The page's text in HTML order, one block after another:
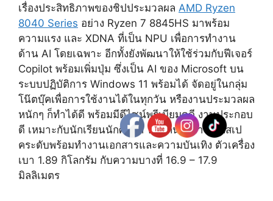
เรื่องประสิทธิภาพของชิปประมวลผล AMD Ryzen
8040 Series อย่าง Ryzen 7 8845HS มาพร้อม
ความแรง และ XDNA ที่เป็น NPU เพื่อการทำงาน
ด้าน AI โดยเฉพาะ อีกทั้งยังพัฒนาให้ใช้ร่วมกับฟีเจอร์
Copilot พร้อมเพิ่มปุ่ม ซึ่งเป็น AI ของ Microsoft บน
ระบบปฏิบัติการ Windows 11 พร้อมได้ จัดอยู่ในกลุ่ม
โน๊ตบุ๊คเพื่อการใช้งานได้ในทุกวัน หรืองานประมวลผล
หนักๆ ก็ทำได้ดี พร้อมมีดีไซน์พรีเมียมดูดี งานประกอบ
ดี เหมาะกับนักเรียนนักศึกษา หรือคนทำงาน ให้สเป
คระดับพร้อมทำงานเอกสารและความบันเทิง ตัวเครื่อง
เบา 1.89 กิโลกรัม กับความบางที่ 16.9 – 17.9
มิลลิเมตร